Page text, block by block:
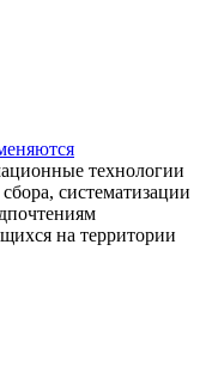
технологии
систематизации
на территории